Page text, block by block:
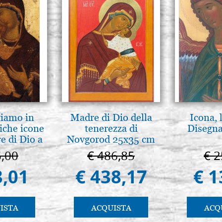
in
icone
di Dio a
Suzdal
2019)
Madre di Dio della
tenerezza di
Novgorod 25x35 cm
€ 486,85
€ 438,17
ACQUISTA
Icona,
€
€